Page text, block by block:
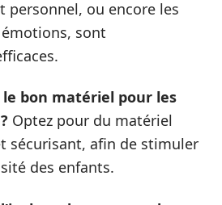
personnel, ou encore les
sont
bon matériel pour les
Optez pour du matériel
sécurisant, afin de stimuler
des enfants.